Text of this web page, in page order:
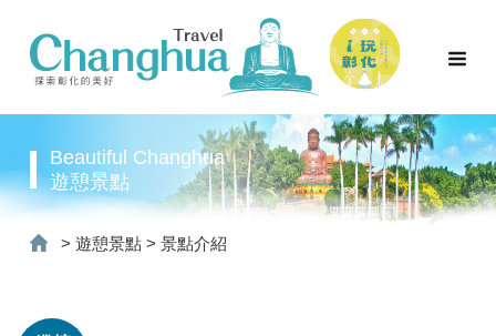
Beautiful Changhua
遊憩景點
> 遊憩景點 > 景點介紹